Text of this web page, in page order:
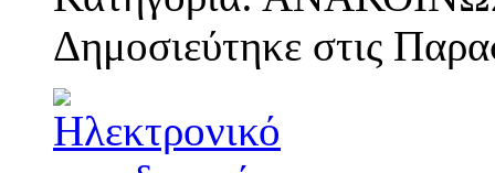
Δημοσιεύτηκε στις